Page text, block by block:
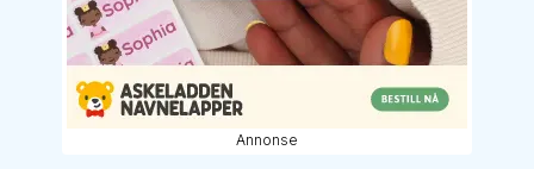
Annonse